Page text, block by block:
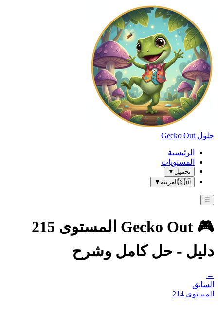
حلول Gecko Out
الرئيسية
المستويات
تحميل ▼
🇸🇦 العربية ▼
☰
🎮 Gecko Out المستوى 215
دليل - حل كامل وشرح
←
السابق
المستوى 214